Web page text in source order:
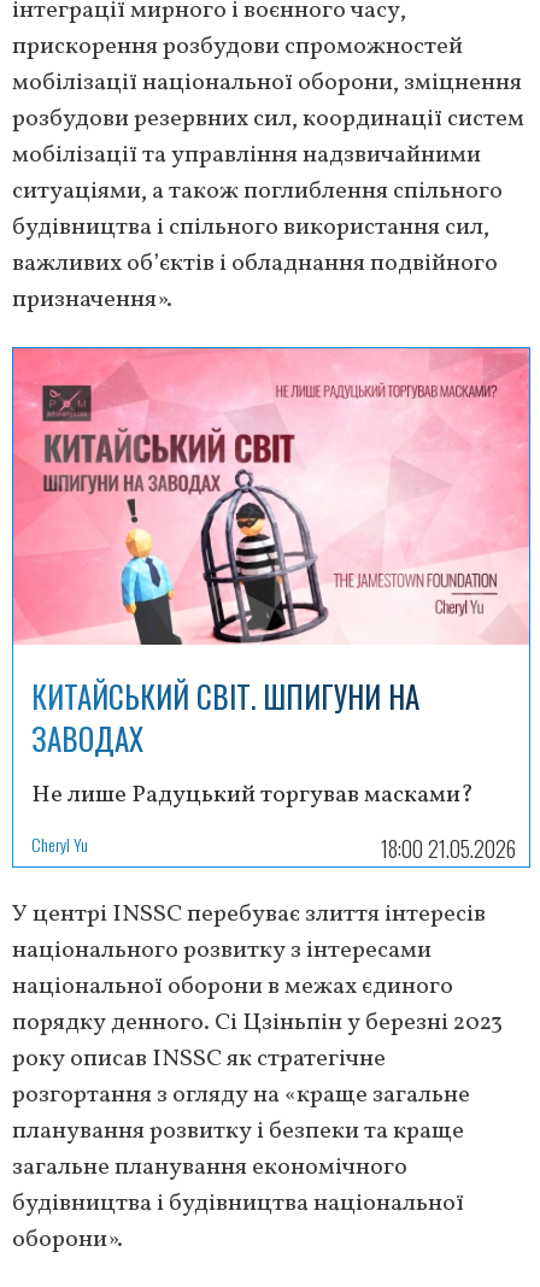
інтеграції мирного і воєнного часу,
прискорення розбудови спроможностей
мобілізації національної оборони, зміцнення
розбудови резервних сил, координації систем
мобілізації та управління надзвичайними
ситуаціями, а також поглиблення спільного
будівництва і спільного використання сил,
важливих об’єктів і обладнання подвійного
призначення».
КИТАЙСЬКИЙ СВІТ. ШПИГУНИ НА
ЗАВОДАХ
Не лише Радуцький торгував масками?
Cheryl Yu 18:00 21.05.2026
У центрі INSSC перебуває злиття інтересів
національного розвитку з інтересами
національної оборони в межах єдиного
порядку денного. Сі Цзіньпін у березні 2023
року описав INSSC як стратегічне
розгортання з огляду на «краще загальне
планування розвитку і безпеки та краще
загальне планування економічного
будівництва і будівництва національної
оборони».